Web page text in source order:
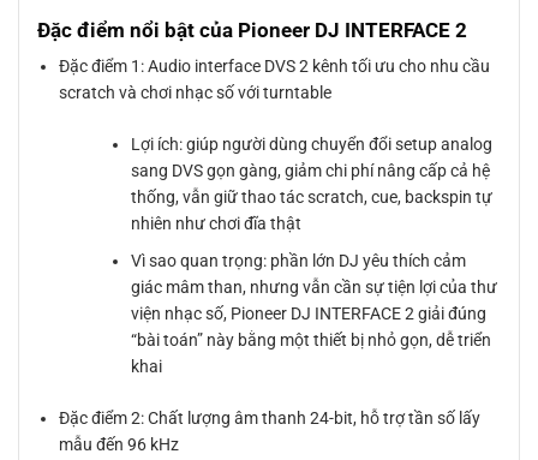
Đặc điểm nổi bật của Pioneer DJ INTERFACE 2
Đặc điểm 1: Audio interface DVS 2 kênh tối ưu cho nhu cầu
scratch và chơi nhạc số với turntable
Lợi ích: giúp người dùng chuyển đổi setup analog
sang DVS gọn gàng, giảm chi phí nâng cấp cả hệ
thống, vẫn giữ thao tác scratch, cue, backspin tự
nhiên như chơi đĩa thật
Vì sao quan trọng: phần lớn DJ yêu thích cảm
giác mâm than, nhưng vẫn cần sự tiện lợi của thư
viện nhạc số, Pioneer DJ INTERFACE 2 giải đúng
“bài toán” này bằng một thiết bị nhỏ gọn, dễ triển
khai
Đặc điểm 2: Chất lượng âm thanh 24-bit, hỗ trợ tần số lấy
mẫu đến 96 kHz